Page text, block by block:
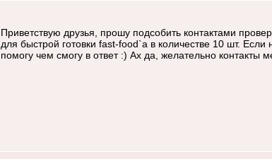
Приветствую друзья, прошу подсобить контактами
для быстрой готовки fast-food`а в количестве 10 шт.
помогу чем смогу в ответ :) Ах да, желательно контакты